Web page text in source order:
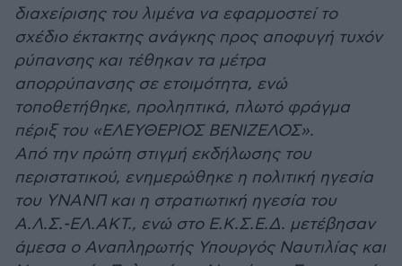
διαχείρισης του λιμένα να εφαρμοστεί το
σχέδιο έκτακτης ανάγκης προς αποφυγή τυχόν
ρύπανσης και τέθηκαν τα μέτρα
απορρύπανσης σε ετοιμότητα, ενώ
τοποθετήθηκε, προληπτικά, πλωτό φράγμα
πέριξ του «ΕΛΕΥΘΕΡΙΟΣ ΒΕΝΙΖΕΛΟΣ».
Από την πρώτη στιγμή εκδήλωσης του
περιστατικού, ενημερώθηκε η πολιτική ηγεσία
του ΥΝΑΝΠ και η στρατιωτική ηγεσία του
Α.Λ.Σ.-ΕΛ.ΑΚΤ., ενώ στο Ε.Κ.Σ.Ε.Δ. μετέβησαν
άμεσα ο Αναπληρωτής Υπουργός Ναυτιλίας και